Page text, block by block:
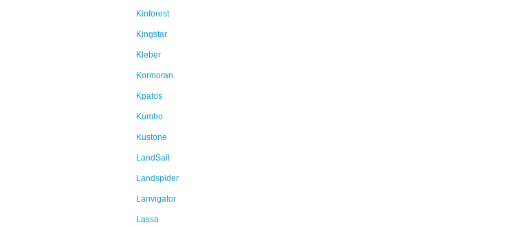
Kinforest
Kingstar
Kleber
Kormoran
Kpatos
Kumho
Kustone
LandSail
Landspider
Lanvigator
Lassa